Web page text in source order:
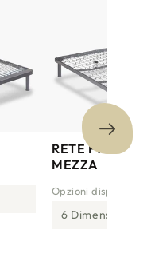
RETE F10 -
MEZZA
Opzioni disponibili
6 Dimensioni